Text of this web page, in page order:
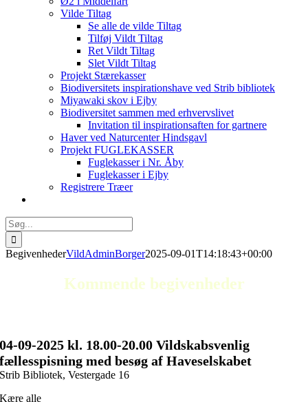
Vilde Tiltag
Se alle de vilde Tiltag
Tilføj Vildt Tiltag
Ret Vildt Tiltag
Slet Vildt Tiltag
Projekt Stærekasser
Biodiversitets inspirationshave ved Strib bibliotek
Miyawaki skov i Ejby
Biodiversitet sammen med erhvervslivet
Invitation til inspirationsaften for gartnere
Haver ved Naturcenter Hindsgavl
Projekt FUGLEKASSER
Fuglekasser i Nr. Åby
Fuglekasser i Ejby
Registrere Træer
Søg
efter:
BegivenhederVildAdminBorger2025-09-01T14:18:43+00:00
Kommende begivenheder
04-09-2025 kl. 18.00-20.00 Vildskabsvenlig
fællesspisning med besøg af Haveselskabet
Strib Bibliotek, Vestergade 16
Kære alle